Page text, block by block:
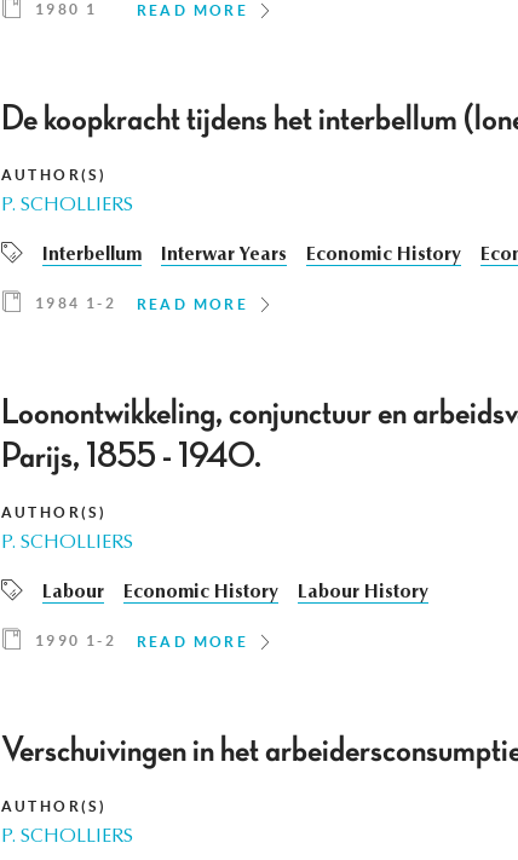
1980 1 READ MORE
De koopkracht tijdens het interbellum
AUTHOR(S)
P. SCHOLLIERS
Interbellum Interwar Years Economic History
1984 1-2 READ MORE
Loonontwikkeling, conjunctuur en
Parijs, 1855 - 1940.
AUTHOR(S)
P. SCHOLLIERS
Labour Economic History Labour History
1990 1-2 READ MORE
Verschuivingen in het
AUTHOR(S)
P. SCHOLLIERS